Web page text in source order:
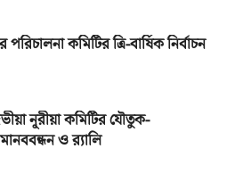
কমিটির ত্রি-বার্ষিক নির্বাচন
নূরীয়া কমিটির যৌতুক-
ও র‌্যালি